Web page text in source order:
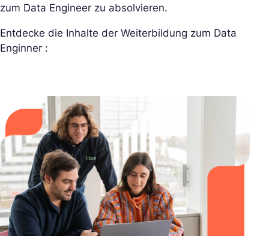
zum Data Engineer zu absolvieren.
Entdecke die Inhalte der Weiterbildung zum Data
Enginner :